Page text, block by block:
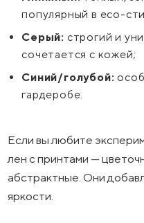
популярный в eco-
Серый: строгий и
сочетается с кожей;
Синий/голубой:
гардеробе.
Если вы любите
лен с принтами —
абстрактные. Они
яркости.